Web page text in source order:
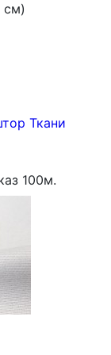
см)
Ткани
100м.